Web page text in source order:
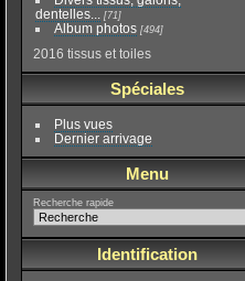
dentelles...
[71]
Album photos [494]
2016 tissus et toiles
Spéciales
Plus vues
Dernier arrivage
Menu
Recherche rapide
Identification